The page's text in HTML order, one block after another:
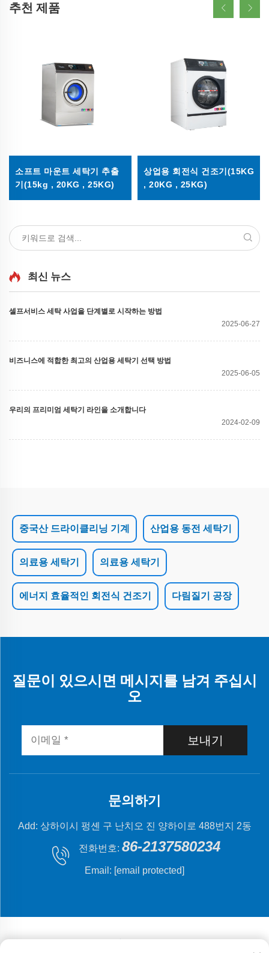
추천 제품
소프트 마운트 세탁기 추출
기(15kg , 20KG , 25KG)
상업용 회전식 건조기(15KG
, 20KG , 25KG)
최신 뉴스
셀프서비스 세탁 사업을 단계별로 시작하는 방법
2025-06-27
비즈니스에 적합한 최고의 산업용 세탁기 선택 방법
2025-06-05
우리의 프리미엄 세탁기 라인을 소개합니다
2024-02-09
중국산 드라이클리닝 기계 산업용 동전 세탁기
의료용 세탁기 의료용 세탁기
에너지 효율적인 회전식 건조기 다림질기 공장
질문이 있으시면 메시지를 남겨 주십시
오
보내기
문의하기
Add: 상하이시 펑셴 구 난치오 진 양하이로 488번지 2동
전화번호: 86-2137580234
Email: [email protected]